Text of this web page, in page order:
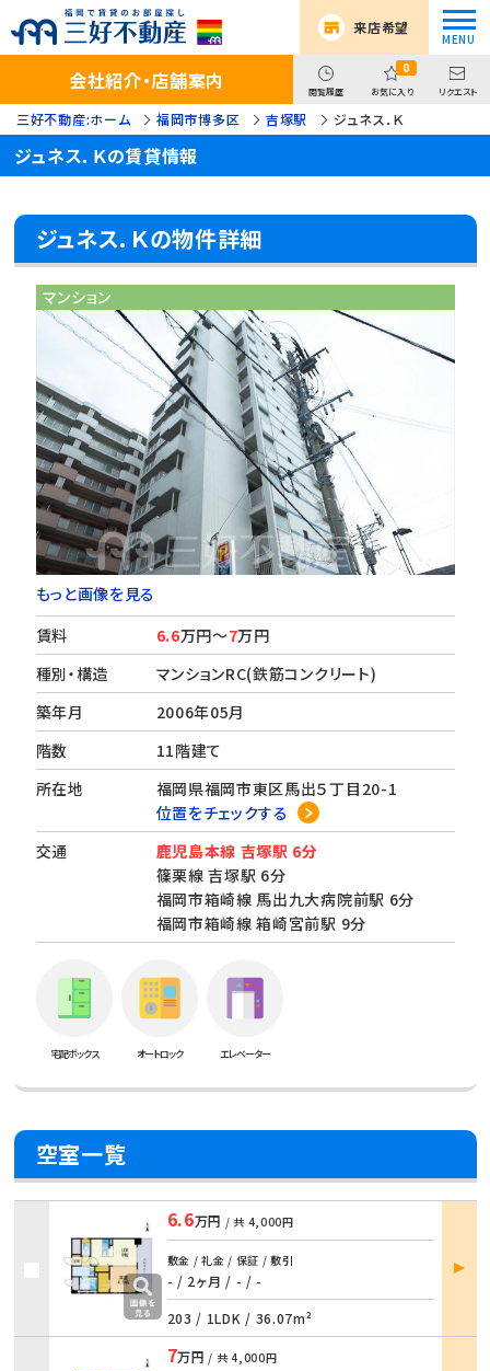
来店希望
会社紹介・店舗案内 閲覧履歴
0
お気に入り リクエスト
三好不動産:ホーム 福岡市博多区 吉塚駅 ジュネス．Ｋ
ジュネス．Ｋの賃貸情報
ジュネス．Ｋの物件詳細
マンション
もっと画像を見る
賃料
6.6万円～7万円
種別・構造
マンションRC(鉄筋コンクリート)
築年月
2006年05月
階数
11階建て
所在地
福岡県福岡市東区馬出５丁目20-1
位置をチェックする
交通
鹿児島本線 吉塚駅 6分
篠栗線 吉塚駅 6分
福岡市箱崎線 馬出九大病院前駅 6分
福岡市箱崎線 箱崎宮前駅 9分
宅配ボックス オートロック エレベーター
空室一覧
6.6万円 / 共 4,000円
敷金 / 礼金 / 保証 / 敷引
- / 2ヶ月 / - / -
203 / 1LDK / 36.07m²
部屋
詳細
7万円 / 共4,000円